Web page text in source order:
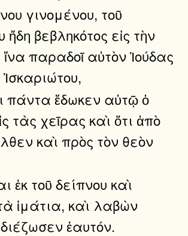
γινομένου, τοῦ
ἤδη βεβληκότος εἰς τὴν
παραδοῖ αὐτὸν Ἰούδας
πάντα ἔδωκεν αὐτῷ ὁ
τὰς χεῖρας καὶ ὅτι ἀπὸ
καὶ πρὸς τὸν θεὸν
ἐκ τοῦ δείπνου καὶ
ἱμάτια, καὶ λαβὼν
ἑαυτόν.